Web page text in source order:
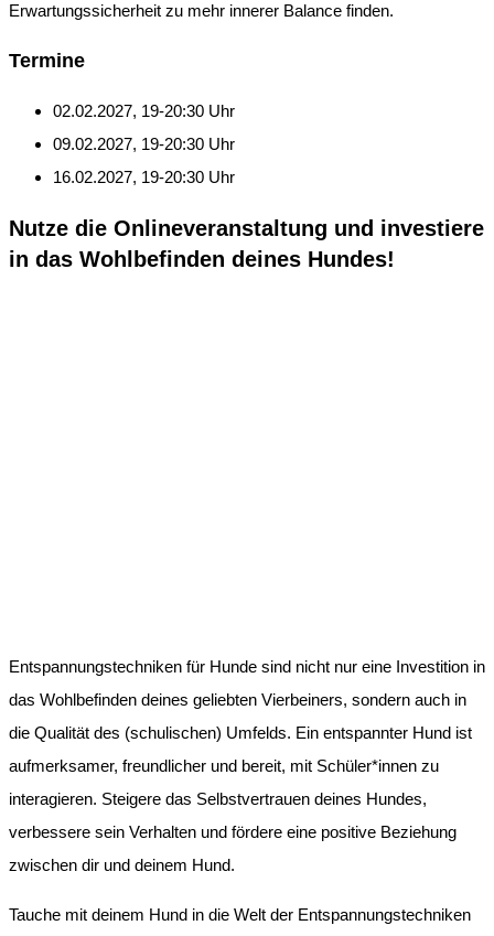
Erwartungssicherheit zu mehr innerer Balance finden.
Termine
02.02.2027, 19-20:30 Uhr
09.02.2027, 19-20:30 Uhr
16.02.2027, 19-20:30 Uhr
Nutze die Onlineveranstaltung und investiere
in das Wohlbefinden deines Hundes!
Entspannungstechniken für Hunde sind nicht nur eine Investition in
das Wohlbefinden deines geliebten Vierbeiners, sondern auch in
die Qualität des (schulischen) Umfelds. Ein entspannter Hund ist
aufmerksamer, freundlicher und bereit, mit Schüler*innen zu
interagieren. Steigere das Selbstvertrauen deines Hundes,
verbessere sein Verhalten und fördere eine positive Beziehung
zwischen dir und deinem Hund.
Tauche mit deinem Hund in die Welt der Entspannungstechniken